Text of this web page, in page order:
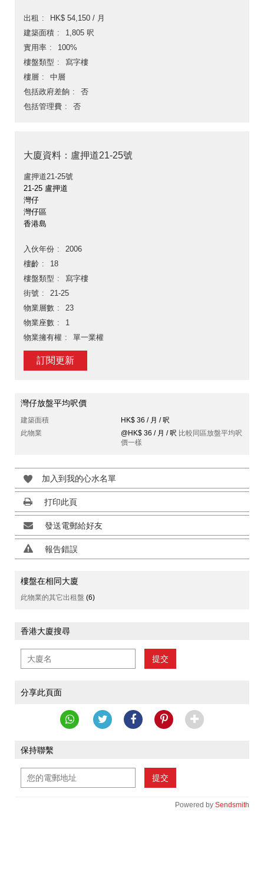
出租
HK$ 54,150 / 月
建築面積
1,805 呎
實用率
100%
樓盤類型
寫字樓
樓層
中層
包括政府差餉
否
包括管理費
否
大廈資料：盧押道21-25號
盧押道21-25號
21-25 盧押道
灣仔
灣仔區
香港島
入伙年份
2006
樓齡
18
樓盤類型
寫字樓
街號
21-25
物業層數
23
物業座數
1
物業擁有權
單一業權
訂閱更新
灣仔放盤平均呎價
建築面積
HK$ 36 / 月 / 呎
此物業
@HK$ 36 / 月 / 呎 比較同區放盤平均呎
價一樣
加入到我的心水名單
打印此頁
發送電郵給好友
報告錯誤
樓盤在相同大廈
此物業的其它出租盤 (6)
香港大廈搜尋
提交
分享此頁面
保持聯繫
提交
Powered by Sendsmith